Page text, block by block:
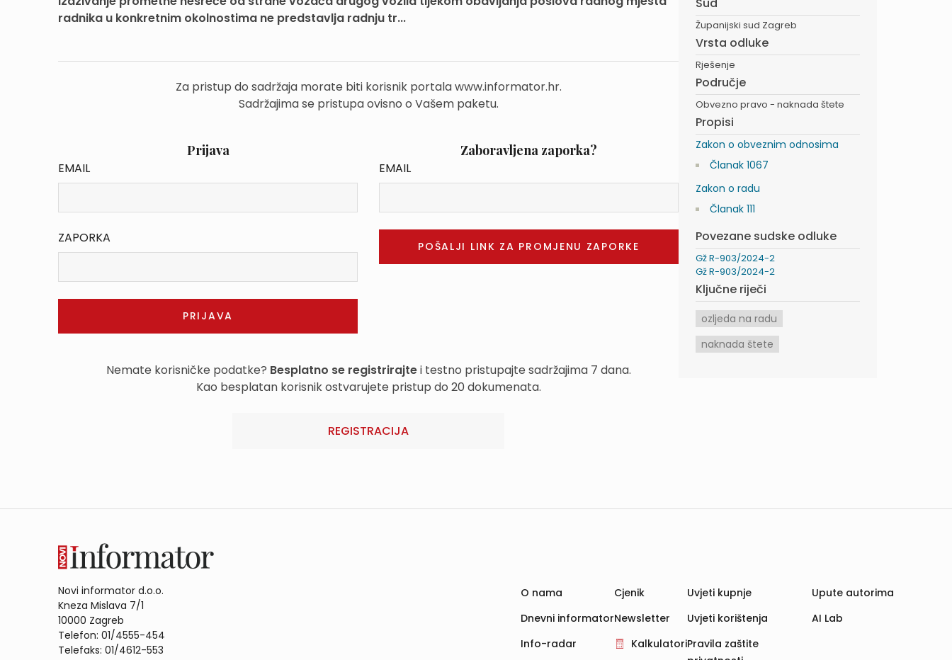
radnika u konkretnim okolnostima ne predstavlja radnju tr...
Za pristup do sadržaja morate biti korisnik portala www.informator.hr.
Sadržajima se pristupa ovisno o Vašem paketu.
Prijava
EMAIL
ZAPORKA
Zaboravljena zaporka?
EMAIL
Nemate korisničke podatke? Besplatno se registrirajtei testno pristupajte sadržajima 7 dana.
Kao besplatan korisnik ostvarujete pristup do 20 dokumenata.
REGISTRACIJA
Županijski sud Zagreb
Vrsta odluke
Rješenje
Područje
Obvezno pravo - naknada štete
Propisi
Zakon o obveznim odnosima
Članak 1067
Zakon o radu
Članak 111
Povezane sudske odluke
Gž R-903/2024-2
Gž R-903/2024-2
Ključne riječi
ozljeda na radu
naknada štete
Novi informator d.o.o.
Kneza Mislava 7/1
10000 Zagreb
Telefon: 01/4555-454
Telefaks: 01/4612-553
O nama
Dnevni informator
Info-radar
Cjenik
Newsletter
Kalkulatori
Uvjeti kupnje
Uvjeti korištenja
Pravila zaštite
Upute autorima
AI Lab